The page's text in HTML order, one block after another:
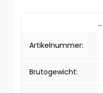
Artikelnummer:
Brutogewicht: